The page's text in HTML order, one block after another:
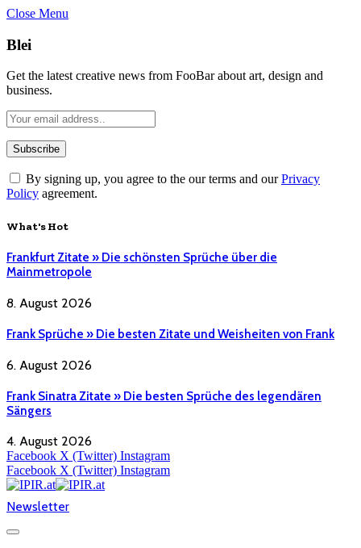
Close Menu
Blei
Get the latest creative news from FooBar about art, design and
business.
By signing up, you agree to the our terms and ourPrivacy
Policy agreement.
What's Hot
Frankfurt Zitate » Die schönsten Sprüche über die
Mainmetropole
8. August 2026
Frank Sprüche » Die besten Zitate und Weisheiten von Frank
6. August 2026
Frank Sinatra Zitate » Die besten Sprüche des legendären
Sängers
4. August 2026
Facebook X (Twitter) Instagram
Facebook X (Twitter) Instagram
Newsletter